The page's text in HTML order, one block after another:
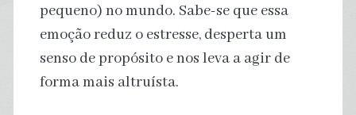
pequeno) no mundo. Sabe-se que essa
emoção reduz o estresse, desperta um
senso de propósito e nos leva a agir de
forma mais altruísta.